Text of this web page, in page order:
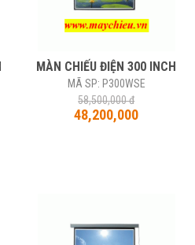
MÀN CHIẾU ĐIỆN 300 INCH
MÃ SP: P300WSE
58,500,000 đ
48,200,000